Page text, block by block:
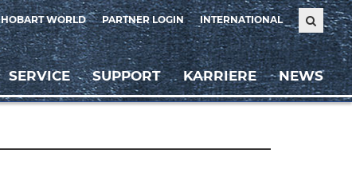
HOBART WORLD PARTNER LOGIN INTERNATIONAL
SERVICE SUPPORT KARRIERE NEWS